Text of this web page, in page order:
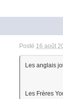
Posté 16 août
Les anglais
Les Frères